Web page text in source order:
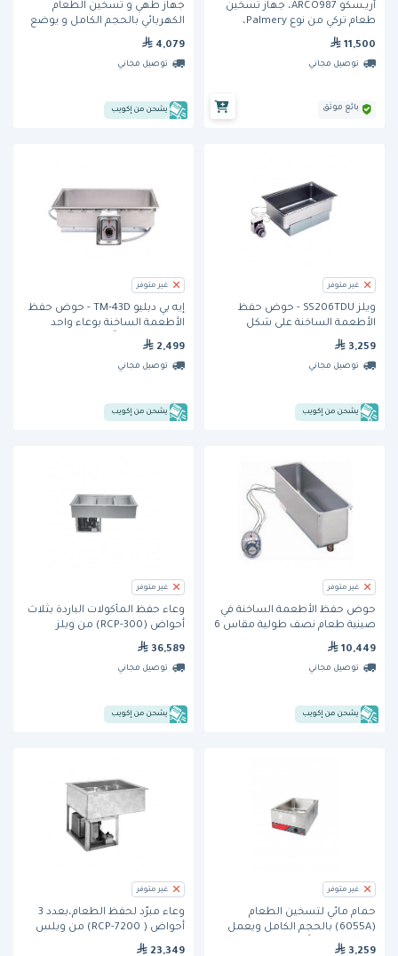
أريـسكو ARCO987، جهاز تسخين
طعام تركي من نوع Palmery،
مصنوع من الستانلس ستيل،
بعمق حوض 18 سم
11,500
توصيل مجاني
بائع موثق
جهاز طهي و تسخين الطعام
الكهربائي بالحجم الكامل و يوضع
فوق الأسطح (6055A) من نيمكو
4,079
توصيل مجاني
يشحن من إكويب
غير متوفر
ويلز SS206TDU - حوض حفظ
الأطعمة الساخنة على شكل
مستطيل وبتصميم مدمج في
الأسطح ومزود بفتحة تصريف
3,259
توصيل مجاني
يشحن من إكويب
غير متوفر
إيه بي دبليو TM-43D - حوض حفظ
الأطعمة الساخنة بوعاء واحد
وبتصميم مُسْقَط في السطح
وبفتحة تصريف
2,499
توصيل مجاني
يشحن من إكويب
غير متوفر
حوض حفظ الأطعمة الساخنة في
صينية طعام نصف طولية مقاس 6
من ويلز
10,449
توصيل مجاني
يشحن من إكويب
غير متوفر
وعاء حفظ المأكولات الباردة بثلاث
أحواض (RCP-300) من ويلز
36,589
توصيل مجاني
يشحن من إكويب
غير متوفر
حمام مائي لتسخين الطعام
(6055A) بالحجم الكامل ويعمل
بالكهرباء ويُوضَع فوق السطح من
3,259
غير متوفر
وعاء مبرّد لحفظ الطعام،بعدد 3
أحواض ( RCP-7200) من ويلس
23,349